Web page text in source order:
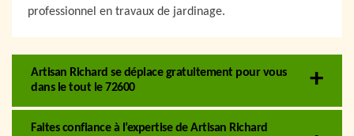
professionnel en travaux de jardinage.
Artisan Richard se déplace gratuitement pour vous
dans le tout le 72600
Faites confiance à l’expertise de Artisan Richard